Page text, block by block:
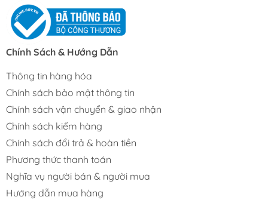
Chính Sách & Hướng Dẫn
Thông tin hàng hóa
Chính sách bảo mật thông tin
Chính sách vận chuyển & giao nhận
Chính sách kiểm hàng
Chính sách đổi trả & hoàn tiền
Phương thức thanh toán
Nghĩa vụ người bán & người mua
Hướng dẫn mua hàng